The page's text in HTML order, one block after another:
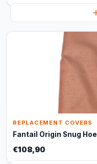
REPLACEMENT COVERS
Fantail Origin Snug
€108,90